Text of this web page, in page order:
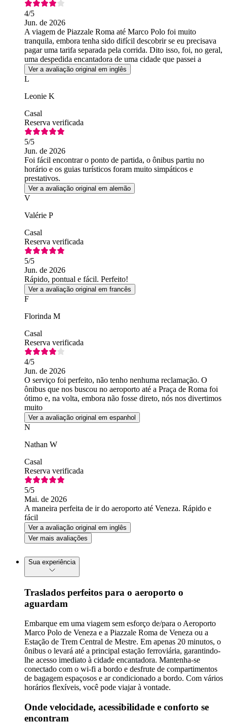
4/5
Jun. de 2026
A viagem de Piazzale Roma até Marco Polo foi muito
tranquila, embora tenha sido difícil descobrir se eu precisava
pagar uma tarifa separada pela corrida. Dito isso, foi, no geral,
uma despedida encantadora de uma cidade que passei a
conhecer e amar.
Ver a avaliação original em inglês
L
Leonie K
Casal
Reserva verificada
5/5
Jun. de 2026
Foi fácil encontrar o ponto de partida, o ônibus partiu no
horário e os guias turísticos foram muito simpáticos e
prestativos.
Ver a avaliação original em alemão
V
Valérie P
Casal
Reserva verificada
5/5
Jun. de 2026
Rápido, pontual e fácil. Perfeito!
Ver a avaliação original em francês
F
Florinda M
Casal
Reserva verificada
4/5
Jun. de 2026
O serviço foi perfeito, não tenho nenhuma reclamação. O
ônibus que nos buscou no aeroporto até a Praça de Roma foi
ótimo e, na volta, embora não fosse direto, nós nos divertimos
muito
Ver a avaliação original em espanhol
N
Nathan W
Casal
Reserva verificada
5/5
Mai. de 2026
A maneira perfeita de ir do aeroporto até Veneza. Rápido e
fácil
Ver a avaliação original em inglês
Ver mais avaliações
Sua experiência
Traslados perfeitos para o aeroporto o
aguardam
Embarque em uma viagem sem esforço de/para o Aeroporto
Marco Polo de Veneza e a Piazzale Roma de Veneza ou a
Estação de Trem Central de Mestre. Em apenas 20 minutos, o
ônibus o levará até a principal estação ferroviária, garantindo-
lhe acesso imediato à cidade encantadora. Mantenha-se
conectado com o wi-fi a bordo e desfrute de compartimentos
de bagagem espaçosos e ar condicionado a bordo. Com vários
horários flexíveis, você pode viajar à vontade.
Onde velocidade, acessibilidade e conforto se
encontram